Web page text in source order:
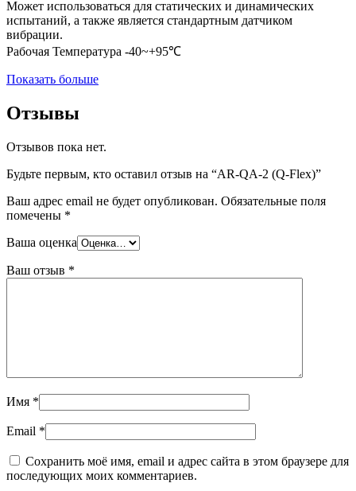
Может использоваться для статических и динамических
испытаний, а также является стандартным датчиком
вибрации.
Рабочая Температура -40~+95℃
Показать больше
Отзывы
Отзывов пока нет.
Будьте первым, кто оставил отзыв на “AR-QA-2 (Q-Flex)”
Ваш адрес email не будет опубликован. Обязательные поля
помечены *
Ваша оценка
Ваш отзыв *
Имя *
Email *
Сохранить моё имя, email и адрес сайта в этом браузере для
последующих моих комментариев.